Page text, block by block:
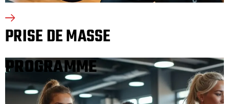
PRISE DE MASSE
PROGRAMME